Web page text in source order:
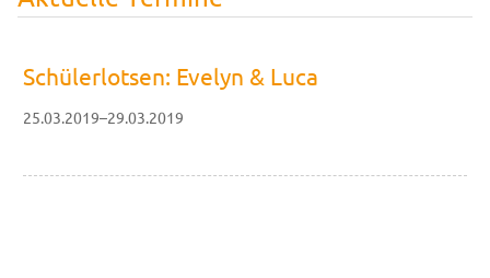
Schülerlotsen: Evelyn & Luca
25.03.2019–29.03.2019